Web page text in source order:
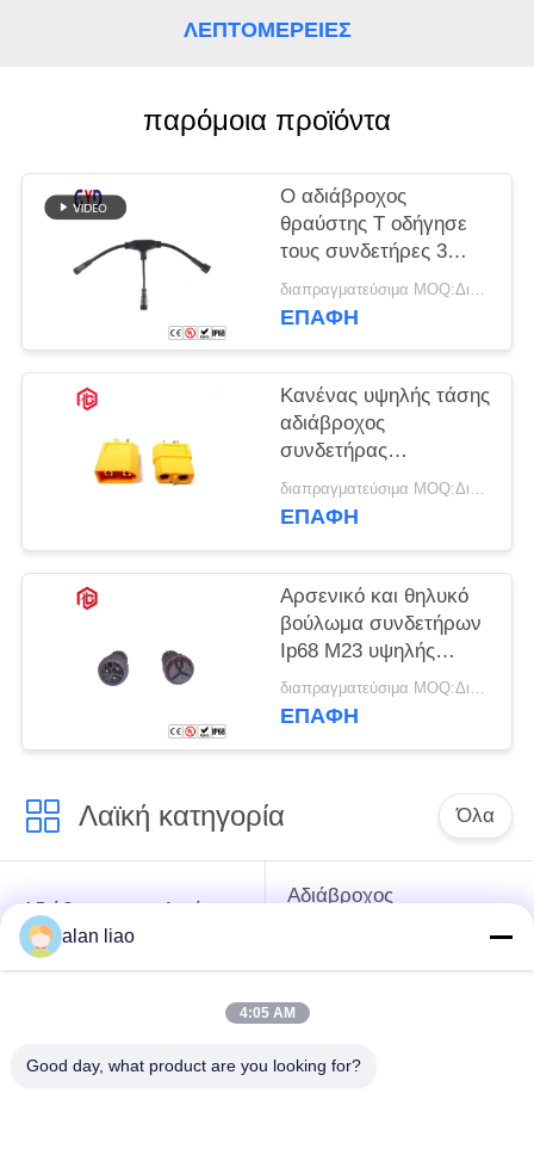
ΛΕΠΤΟΜΈΡΕΙΕΣ
παρόμοια προϊόντα
Ο αδιάβροχος
θραύστης Τ οδήγησε
τους συνδετήρες 3
καλωδίων
φορμαρισμένος
διαπραγματεύσιμα MOQ:Διαπραγματεύσιμος
ΕΠΑΦΉ
Κανένας υψηλής τάσης
αδιάβροχος
συνδετήρας
βουλωμάτων
συνδετήρων Τ
διαπραγματεύσιμα MOQ:Διαπραγματεύσιμος
ΕΠΑΦΉ
Αρσενικό και θηλυκό
βούλωμα συνδετήρων
Ip68 M23 υψηλής
τάσης αδιάβροχο
διαπραγματεύσιμα MOQ:Διαπραγματεύσιμος
ΕΠΑΦΉ
Λαϊκή κατηγορία Όλα
Αδιάβροχος κυκλικός
συνδετήρας
Αδιάβροχος
στοιχείων
λαμπτήρων
alan liao
4:05 AM
Good day, what product are you looking for?